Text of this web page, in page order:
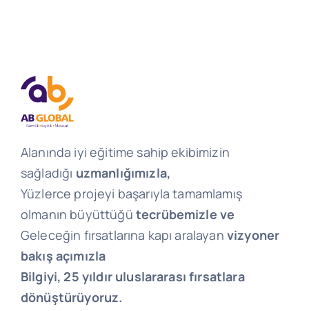
Alanında iyi eğitime sahip ekibimizin
sağladığı uzmanlığımızla,
Yüzlerce projeyi başarıyla tamamlamış
olmanın büyüttüğü tecrübemizle ve
Geleceğin fırsatlarına kapı aralayan vizyoner
bakış açımızla
Bilgiyi, 25 yıldır uluslararası fırsatlara
dönüştürüyoruz.